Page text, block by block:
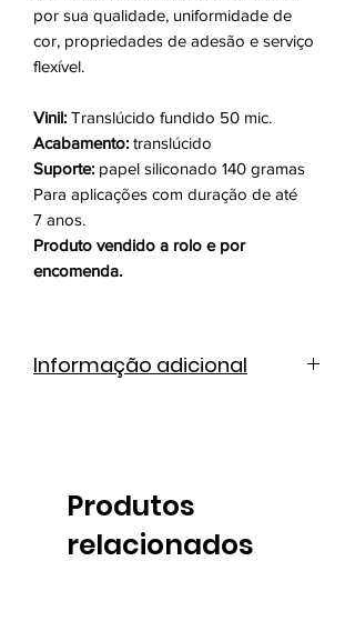
por sua qualidade, uniformidade de
cor, propriedades de adesão e serviço
flexível.
Vinil: Translúcido fundido 50 mic.
Acabamento: translúcido
Suporte: papel siliconado 140 gramas
Para aplicações com duração de até
7 anos.
Produto vendido a rolo e por
encomenda.
Informação adicional
Produtos
relacionados